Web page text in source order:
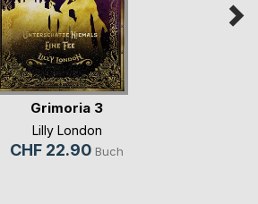
Grimoria 3
Lilly London
CHF 22.90 Buch